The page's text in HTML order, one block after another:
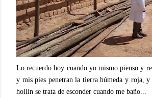
Lo recuerdo hoy cuando yo mismo pienso y
y mis pies penetran la tierra húmeda y roja, y
hollín se trata de esconder cuando me baño...